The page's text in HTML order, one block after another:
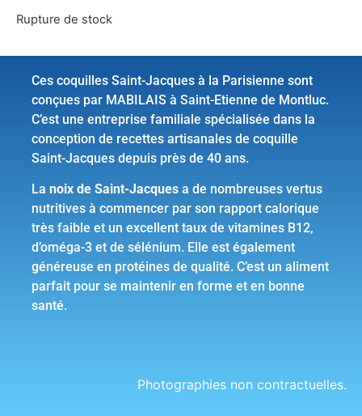
Rupture de stock
Ces coquilles Saint-Jacques à la Parisienne sont
conçues par MABILAIS à Saint-Etienne de Montluc.
C’est une entreprise familiale spécialisée dans la
conception de recettes artisanales de coquille
Saint-Jacques depuis près de 40 ans.
La noix de Saint-Jacquesa de nombreuses vertus
nutritives à commencer par son rapport calorique
très faible et un excellent taux de vitamines B12,
d’oméga-3 et de sélénium. Elle est également
généreuse en protéines de qualité. C’est un aliment
parfait pour se maintenir en forme et en bonne
santé.
Photographies non contractuelles.